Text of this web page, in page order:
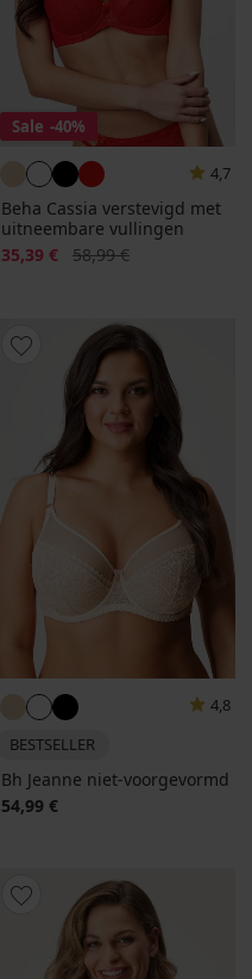
Sale -40%
4,7
Beha Cassia verstevigd met
uitneembare vullingen
Korting
35,39 € Oorspronkelijke prijs
58,99 €
4,8
BESTSELLER
Bh Jeanne niet-voorgevormd
54,99 €